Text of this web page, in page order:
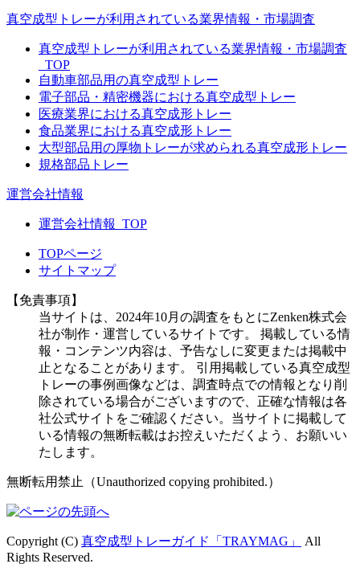
真空成型トレーが利用されている業界情報・市場調査
真空成型トレーが利用されている業界情報・市場調査
_TOP
自動車部品用の真空成型トレー
電子部品・精密機器における真空成型トレー
医療業界における真空成形トレー
食品業界における真空成形トレー
大型部品用の厚物トレーが求められる真空成形トレー
規格部品トレー
運営会社情報
運営会社情報_TOP
TOPページ
サイトマップ
【免責事項】
当サイトは、2024年10月の調査をもとにZenken株式会
社が制作・運営しているサイトです。 掲載している情
報・コンテンツ内容は、予告なしに変更または掲載中
止となることがあります。 引用掲載している真空成型
トレーの事例画像などは、調査時点での情報となり削
除されている場合がございますので、正確な情報は各
社公式サイトをご確認ください。当サイトに掲載して
いる情報の無断転載はお控えいただくよう、お願いい
たします。
無断転用禁止（Unauthorized copying prohibited.）
Copyright (C) 真空成型トレーガイド「TRAYMAG」
All
Rights Reserved.